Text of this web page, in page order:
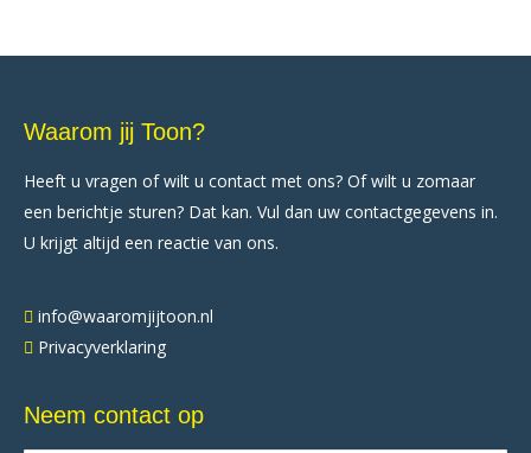
Waarom jij Toon?
Heeft u vragen of wilt u contact met ons? Of wilt u zomaar
een berichtje sturen? Dat kan. Vul dan uw contactgegevens in.
U krijgt altijd een reactie van ons.
info@waaromjijtoon.nl
Privacyverklaring
Neem contact op